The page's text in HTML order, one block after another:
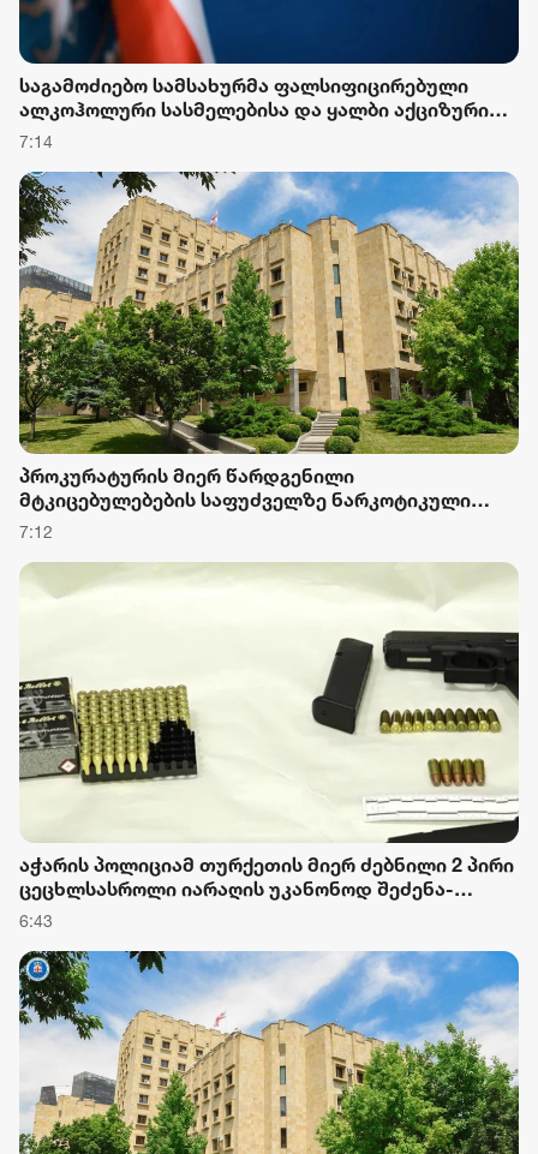
საგამოძიებო სამსახურმა ფალსიფიცირებული
ალკოჰოლური სასმელებისა და ყალბი აქციზური
მარკების დამზადება-გასაღების ფაქტზე 3 პირი
7:14
პროკურატურის მიერ წარდგენილი
მტკიცებულებების საფუძველზე ნარკოტიკული
საშუალების უკანონო შეძენის, შენახვის და
სასამართლომ 16 წლით თავისუფლების აღკვეთა
მიუსაჯა
7:12
აჭარის პოლიციამ თურქეთის მიერ ძებნილი 2 პირი
ცეცხლსასროლი იარაღის უკანონოდ შეძენა-
შენახვა-ტარებისა და საზღვრის უკანონო კვეთის
6:43